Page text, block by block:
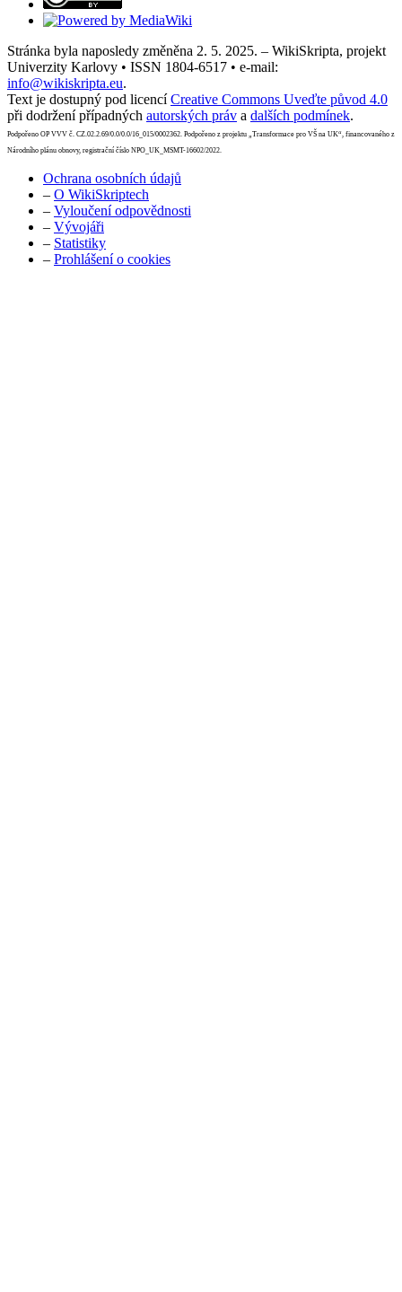
Stránka byla naposledy změněna 2. 5. 2025. – WikiSkripta, projekt
Univerzity Karlovy • ISSN 1804-6517 • e-mail:
info@wikiskripta.eu.
Text je dostupný pod licencíCreative Commons Uveďte původ 4.0
při dodržení případných autorských práv a dalších podmínek.
Podpořeno OP VVV č. CZ.02.2.69/0.0/0.0/16_015/0002362. Podpořeno z projektu „Transformace pro VŠ na UK“, financovaného z
Národního plánu obnovy, registrační číslo NPO_UK_MSMT-16602/2022.
Ochrana osobních údajů
– O WikiSkriptech
– Vyloučení odpovědnosti
– Vývojáři
– Statistiky
– Prohlášení o cookies